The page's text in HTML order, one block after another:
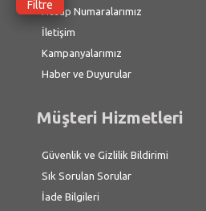
Filtre
Hesap Numaralarımız
İletişim
Kampanyalarımız
Haber ve Duyurular
Müşteri Hizmetleri
Güvenlik ve Gizlilik Bildirimi
Sık Sorulan Sorular
İade Bilgileri